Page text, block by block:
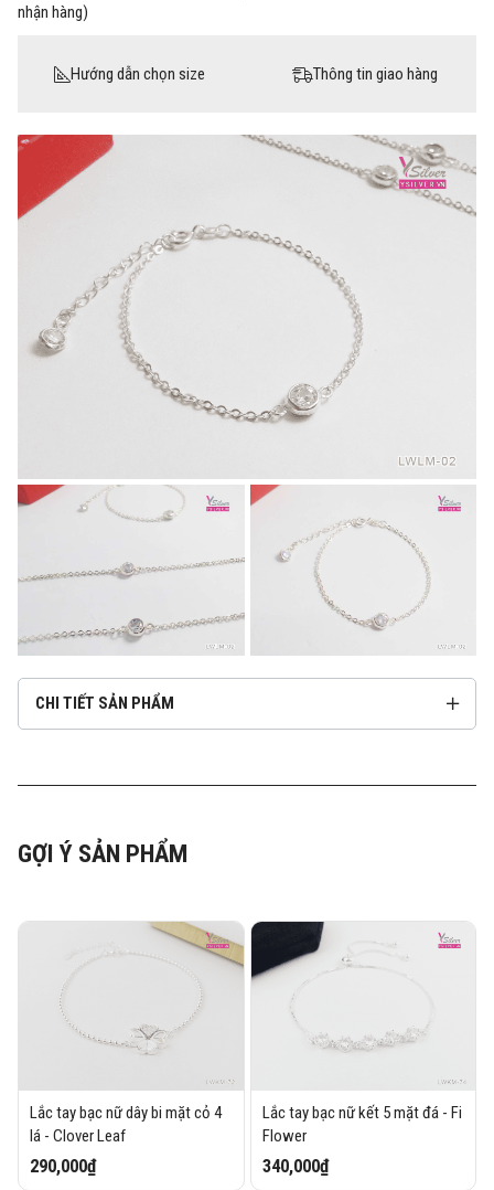
nhận hàng)
Hướng dẫn chọn size Thông tin giao hàng
CHI TIẾT SẢN PHẨM
GỢI Ý SẢN PHẨM
Lắc tay bạc nữ dây bi mặt cỏ 4
lá - Clover Leaf
290,000₫
Lắc tay bạc nữ kết 5 mặt đá - Fi
Flower
340,000₫